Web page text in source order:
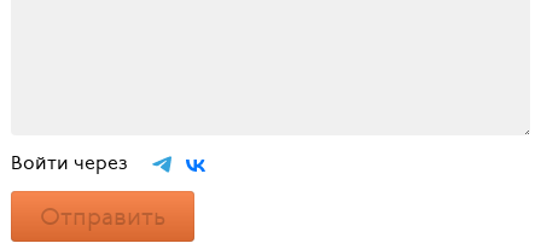
Войти через
Отправить